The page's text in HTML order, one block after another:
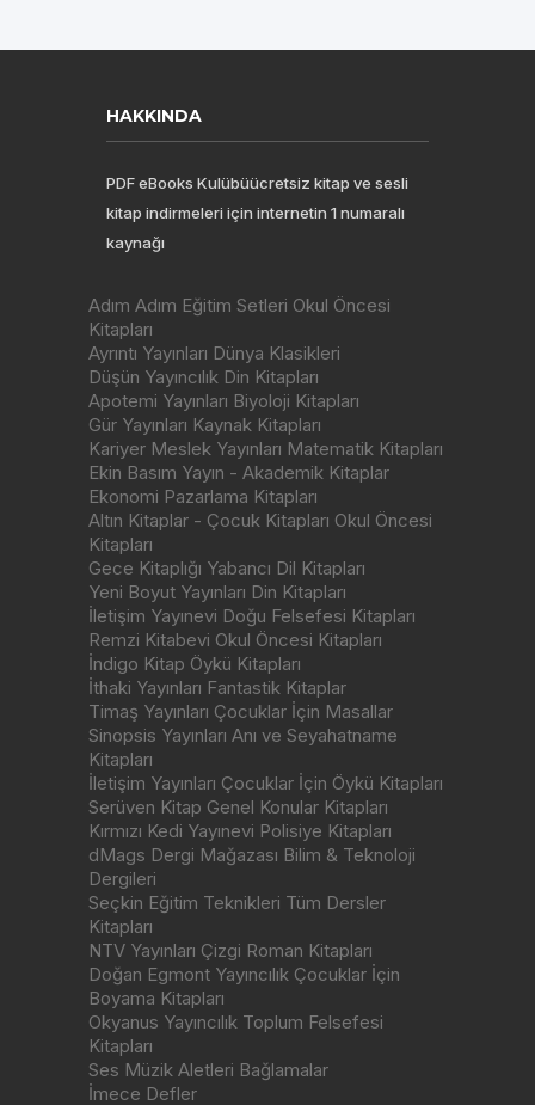
HAKKINDA
PDF eBooks Kulübüücretsiz kitap ve sesli
kitap indirmeleri için internetin 1 numaralı
kaynağı
Adım Adım Eğitim Setleri Okul Öncesi
Kitapları
Ayrıntı Yayınları Dünya Klasikleri
Düşün Yayıncılık Din Kitapları
Apotemi Yayınları Biyoloji Kitapları
Gür Yayınları Kaynak Kitapları
Kariyer Meslek Yayınları Matematik Kitapları
Ekin Basım Yayın - Akademik Kitaplar
Ekonomi Pazarlama Kitapları
Altın Kitaplar - Çocuk Kitapları Okul Öncesi
Kitapları
Gece Kitaplığı Yabancı Dil Kitapları
Yeni Boyut Yayınları Din Kitapları
İletişim Yayınevi Doğu Felsefesi Kitapları
Remzi Kitabevi Okul Öncesi Kitapları
İndigo Kitap Öykü Kitapları
İthaki Yayınları Fantastik Kitaplar
Timaş Yayınları Çocuklar İçin Masallar
Sinopsis Yayınları Anı ve Seyahatname
Kitapları
İletişim Yayınları Çocuklar İçin Öykü Kitapları
Serüven Kitap Genel Konular Kitapları
Kırmızı Kedi Yayınevi Polisiye Kitapları
dMags Dergi Mağazası Bilim & Teknoloji
Dergileri
Seçkin Eğitim Teknikleri Tüm Dersler
Kitapları
NTV Yayınları Çizgi Roman Kitapları
Doğan Egmont Yayıncılık Çocuklar İçin
Boyama Kitapları
Okyanus Yayıncılık Toplum Felsefesi
Kitapları
Ses Müzik Aletleri Bağlamalar
İmece Defler